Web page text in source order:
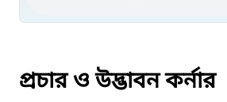
প্রচার ও উদ্ভাবন কর্নার